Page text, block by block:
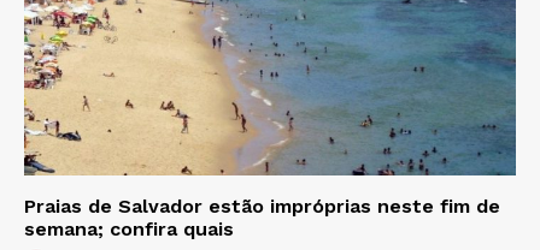
Praias de Salvador estão impróprias neste fim de
semana; confira quais